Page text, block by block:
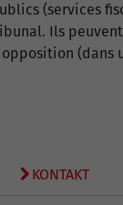
(services
Ils
KONTAKT